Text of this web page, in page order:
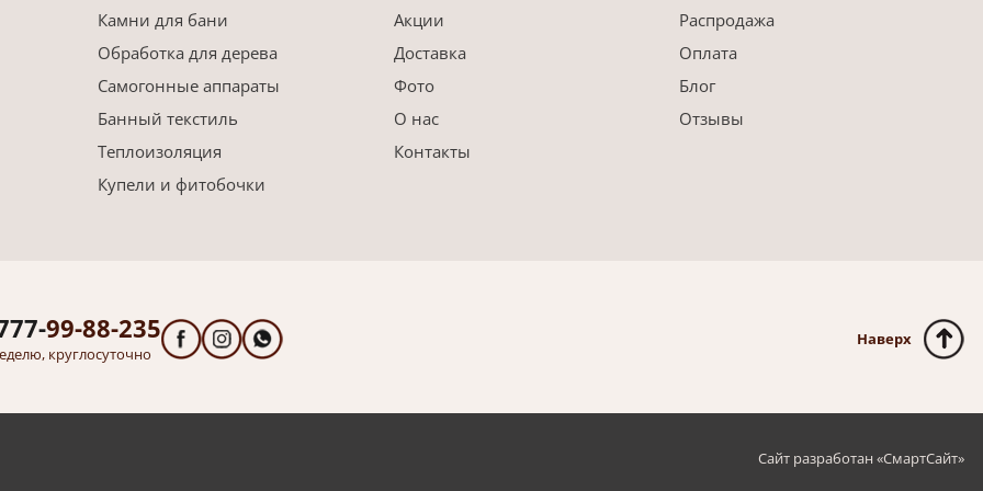
Камни для бани
Обработка для дерева
Самогонные аппараты
Банный текстиль
Теплоизоляция
Купели и фитобочки
Акции
Распродажа
Доставка
Оплата
Фото
Блог
О нас
Отзывы
Контакты
99-88-235
круглосуточно
Наверх
Сайт разработан «СмартСайт»